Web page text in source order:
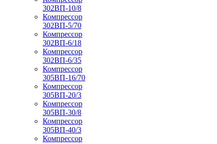
302ВП-10/8
Компрессор
302ВП-5/70
Компрессор
302ВП-6/18
Компрессор
302ВП-6/35
Компрессор
305ВП-16/70
Компрессор
305ВП-20/3
Компрессор
305ВП-30/8
Компрессор
305ВП-40/3
Компрессор